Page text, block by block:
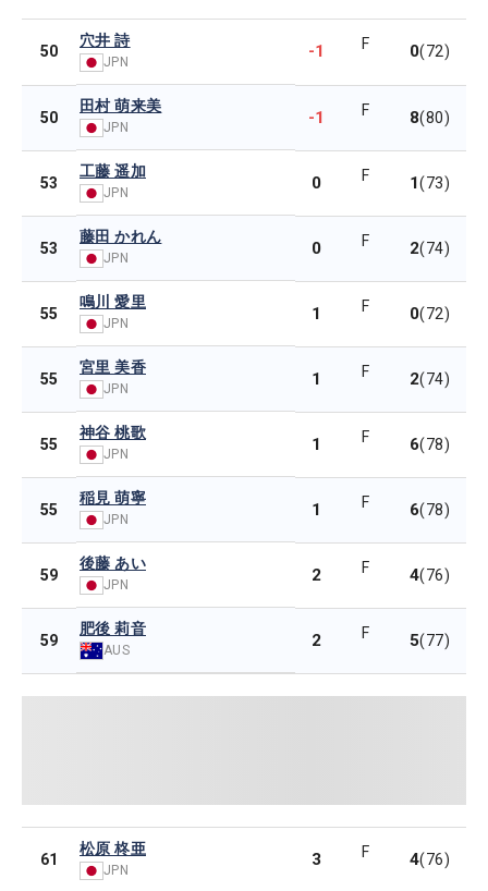
50
穴井 詩
JPN
-1 F 0(72)
50
田村 萌来美
JPN -1 F 8(80)
53
工藤 遥加
JPN 0 F 1(73)
53
藤田 かれん
JPN 0 F 2(74)
55
鳴川 愛里
JPN 1 F 0(72)
55
宮里 美香
JPN 1 F 2(74)
55
神谷 桃歌
JPN 1 F 6(78)
55
稲見 萌寧
JPN 1 F 6(78)
59
後藤 あい
JPN 2 F 4(76)
59
肥後 莉音
AUS 2 F 5(77)
61
松原 柊亜
JPN
3 F 4(76)